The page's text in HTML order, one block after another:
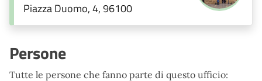
Piazza Duomo, 4, 96100
Persone
Tutte le persone che fanno parte di questo ufficio: